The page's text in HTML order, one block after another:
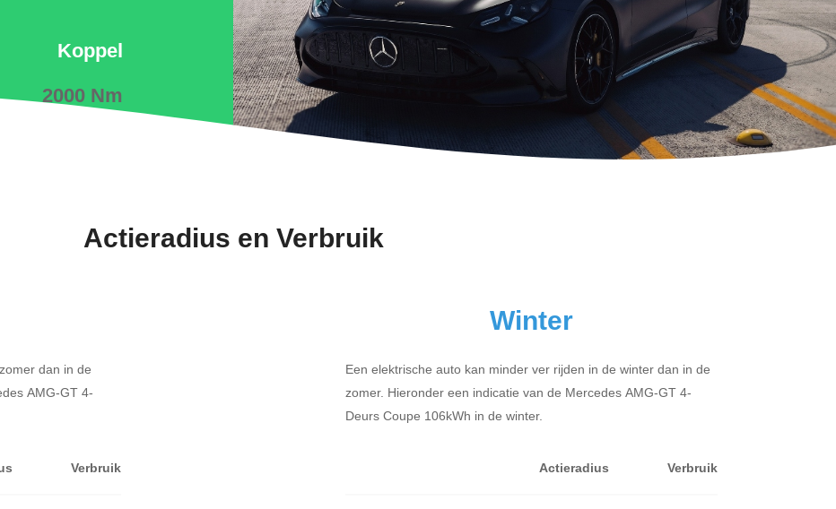
Koppel
2000 Nm
Actieradius en Verbruik
dan in de
AMG-GT 4-
Verbruik
Winter
Een elektrische auto kan minder ver rijden in de winter dan in de
zomer. Hieronder een indicatie van de Mercedes AMG-GT 4-
Deurs Coupe 106kWh in de winter.
Actieradius Verbruik